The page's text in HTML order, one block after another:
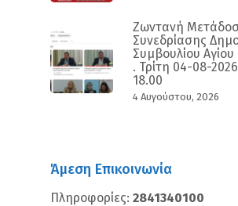
Ζωντανή
Συνεδρίασης
Συμβουλίου
. Τρίτη 04-08-
18.00
4 Αυγούστου, 2026
Άμεση Επικοινωνία
Πληροφορίες: 2841340100